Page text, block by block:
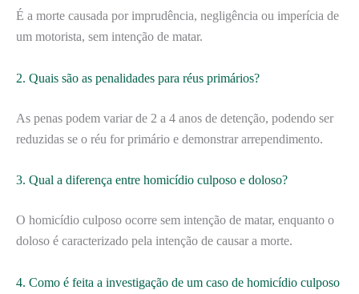
É a morte causada por imprudência, negligência ou imperícia de
um motorista, sem intenção de matar.
2. Quais são as penalidades para réus primários?
As penas podem variar de 2 a 4 anos de detenção, podendo ser
reduzidas se o réu for primário e demonstrar arrependimento.
3. Qual a diferença entre homicídio culposo e doloso?
O homicídio culposo ocorre sem intenção de matar, enquanto o
doloso é caracterizado pela intenção de causar a morte.
4. Como é feita a investigação de um caso de homicídio culposo